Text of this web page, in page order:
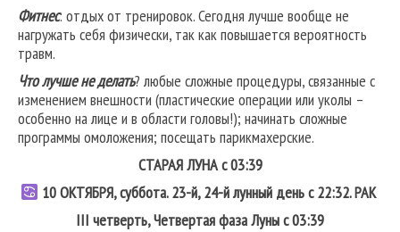
Фитнес: отдых от тренировок. Сегодня лучше вообще не
нагружать себя физически, так как повышается вероятность
травм.
Что лучше не делать? любые сложные процедуры, связанные с
изменением внешности (пластические операции или уколы –
особенно на лице и в области головы!); начинать сложные
программы омоложения; посещать парикмахерские.
СТАРАЯ ЛУНА с 03:39
10ОКТЯБРЯ, суббота. 23-й, 24-й лунный день с 22:32.РАК
III четверть, Четвертая фаза Луны с 03:39